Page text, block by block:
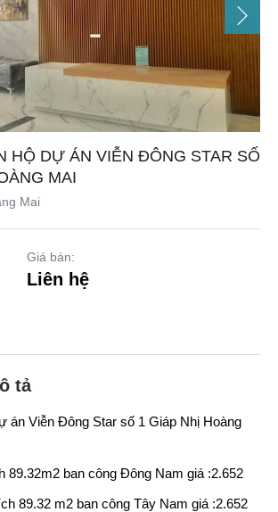
HỘ DỰ ÁN VIỄN ĐÔNG STAR SỐ
MAI
Mai
Giá bán:
Liên hệ
tả
án Viễn Đông Star số 1 Giáp Nhị Hoàng
89.32m2 ban công Đông Nam giá :2.652
89.32 m2 ban công Tây Nam giá :2.652